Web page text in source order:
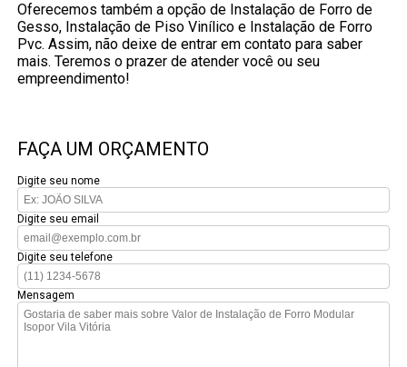
Oferecemos também a opção de Instalação de Forro de
Gesso, Instalação de Piso Vinílico e Instalação de Forro
Pvc. Assim, não deixe de entrar em contato para saber
mais. Teremos o prazer de atender você ou seu
empreendimento!
FAÇA UM ORÇAMENTO
Digite seu nome
Digite seu email
Digite seu telefone
Mensagem